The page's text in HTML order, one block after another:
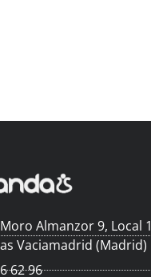
Almanzor 9, Local 1
Vaciamadrid (Madrid)
62 96